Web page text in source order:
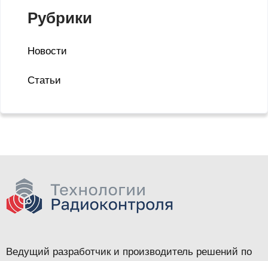
Рубрики
Новости
Статьи
Ведущий разработчик и производитель решений по